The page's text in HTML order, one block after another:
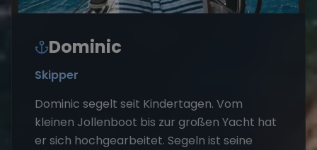
Dominic
Skipper
Dominic segelt seit Kindertagen. Vom
kleinen Jollenboot bis zur großen Yacht hat
er sich hochgearbeitet. Segeln ist seine